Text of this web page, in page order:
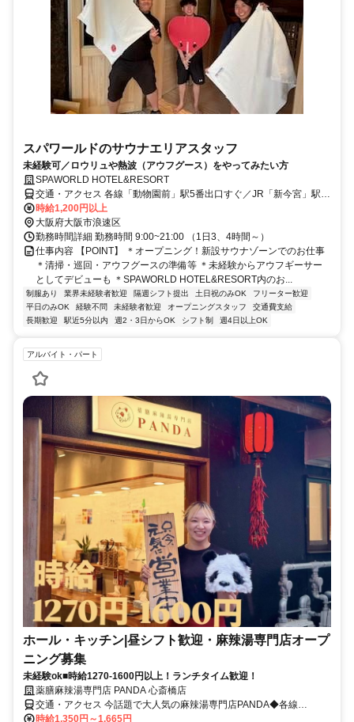
スパワールドのサウナエリアスタッフ
未経験可／ロウリュや熱波（アウフグース）をやってみたい方
SPAWORLD HOTEL&RESORT
交通・アクセス 各線「動物園前」駅5番出口すぐ／JR「新今宮」駅す
ぐ／南海「新今宮」駅徒歩10分
時給1,200円以上
大阪府大阪市浪速区
勤務時間詳細 勤務時間 9:00~21:00 （1日3、4時間～）
仕事内容 【POINT】 ＊オープニング！新設サウナゾーンでのお仕事
＊清掃・巡回・アウフグースの準備等 ＊未経験からアウフギーサー
としてデビューも ＊SPAWORLD HOTEL&RESORT内のお...
制服あり 業界未経験者歓迎 隔週シフト提出 土日祝のみOK
フリーター歓迎
平日のみOK
経験不問 未経験者歓迎 オープニングスタッフ
交通費支給
長期歓迎
駅近5分以内 週2・3日からOK シフト制 週4日以上OK
アルバイト・パート
ホール・キッチン|昼シフト歓迎・麻辣湯専門店オープ
ニング募集
未経験ok■時給1270-1600円以上！ランチタイム歓迎！
薬膳麻辣湯専門店 PANDA 心斎橋店
交通・アクセス 今話題で大人気の麻辣湯専門店PANDA◆各線
OsakaMetro地下鉄御堂筋線・長堀鶴見緑地線「心斎橋駅」出口１か
時給1,350円～1,665円